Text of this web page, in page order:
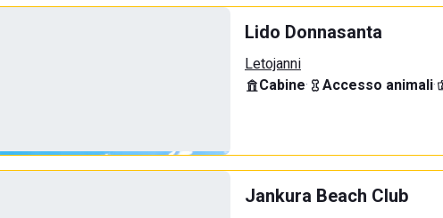
Lido Donnasanta
Letojanni
Cabine· Accesso animali·
Jankura Beach Club